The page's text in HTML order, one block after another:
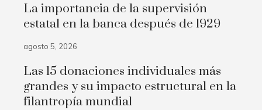
La importancia de la supervisión
estatal en la banca después de 1929
agosto 5, 2026
Las 15 donaciones individuales más
grandes y su impacto estructural en la
filantropía mundial